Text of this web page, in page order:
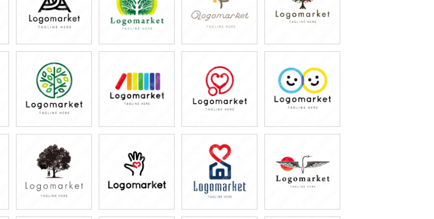
79,800円
(税込87,780円)
79,800円
(税込87,780円)
79,800円
(税込87,780円)
79,800円
(税込87,780円)
79,800円
(税込87,780円)
79,800円
(税込87,780円)
79,800円
(税込87,780円)
79,800円
(税込87,780円)